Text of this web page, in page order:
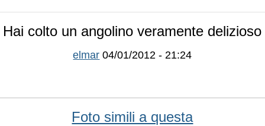
Hai colto un angolino veramente delizioso
elmar 04/01/2012 - 21:24
Foto simili a questa